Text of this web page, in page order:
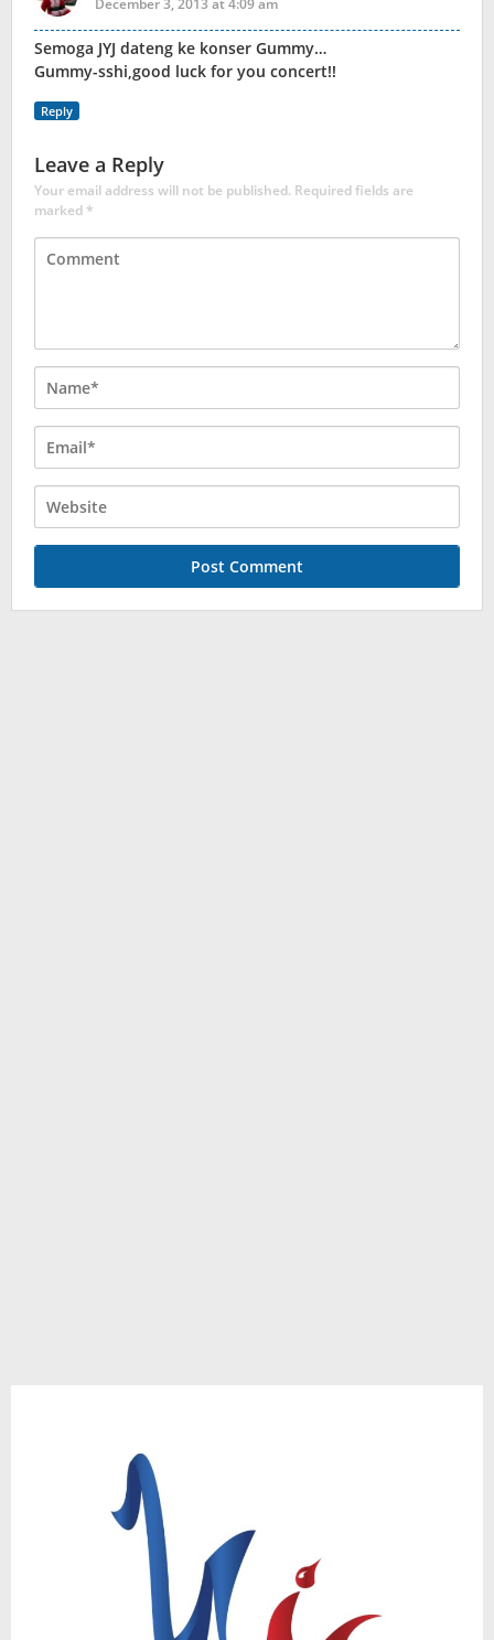
December 3, 2013 at 4:09 am
Semoga JYJ dateng ke konser Gummy…
Gummy-sshi,good luck for you concert!!
Reply
Leave a Reply
Your email address will not be published. Required fields are
marked*